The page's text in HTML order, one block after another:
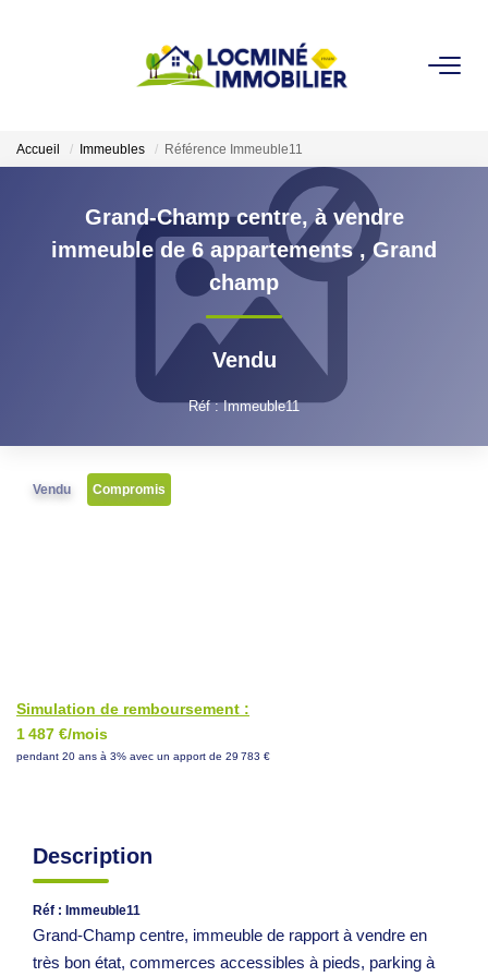
ACHETER
LOUER
ESTIMER
L'AGENCE
NOS CONSEILS
Accueil Immeubles Référence Immeuble11
Grand-Champ centre, à vendre
immeuble de 6 appartements,Grand
champ
Vendu
Réf : Immeuble11
Vendu Compromis
Simulation de remboursement :
1 487 €/mois
pendant 20 ans à 3% avec un apport de 29 783 €
Description
Réf : Immeuble11
Grand-Champ centre, immeuble de rapport à vendre en
très bon état, commerces accessibles à pieds, parking à